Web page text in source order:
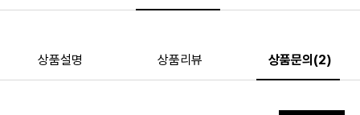
상품설명 상품리뷰 상품문의(2)